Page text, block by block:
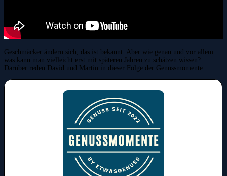
Geschmäcker ändern sich, das ist bekannt. Aber wie genau und vor allem:
was kann man vielleicht erst mit späteren Jahren zu schätzen wissen?
Darüber reden David und Martin in dieser Folge der Genussmomente.